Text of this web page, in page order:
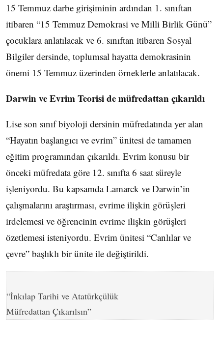
15 Temmuz darbe girişiminin ardından 1. sınıftan
itibaren “15 Temmuz Demokrasi ve Milli Birlik Günü”
çocuklara anlatılacak ve 6. sınıftan itibaren Sosyal
Bilgiler dersinde, toplumsal hayatta demokrasinin
önemi 15 Temmuz üzerinden örneklerle anlatılacak.
Darwin ve Evrim Teorisi de müfredattan çıkarıldı
Lise son sınıf biyoloji dersinin müfredatında yer alan
“Hayatın başlangıcı ve evrim” ünitesi de tamamen
eğitim programından çıkarıldı. Evrim konusu bir
önceki müfredata göre 12. sınıfta 6 saat süreyle
işleniyordu. Bu kapsamda Lamarck ve Darwin’in
çalışmalarını araştırması, evrime ilişkin görüşleri
irdelemesi ve öğrencinin evrime ilişkin görüşleri
özetlemesi isteniyordu. Evrim ünitesi “Canlılar ve
çevre” başlıklı bir ünite ile değiştirildi.
“İnkılap Tarihi ve Atatürkçülük
Müfredattan Çıkarılsın”